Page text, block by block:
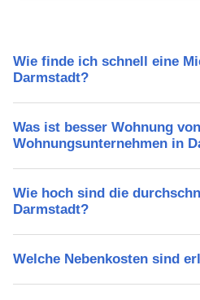
Wie finde ich schnell eine
Darmstadt?
Was ist besser Wohnung
Wohnungsunternehmen in
Wie hoch sind die
Darmstadt?
Welche Nebenkosten sind